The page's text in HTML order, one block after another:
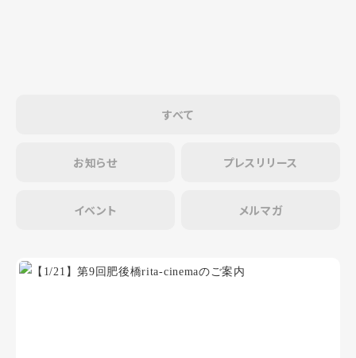
すべて
お知らせ プレスリリース
イベント メルマガ